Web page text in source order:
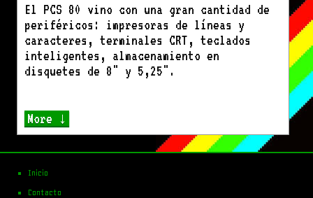
El PCS 80 vino con una gran cantidad de
periféricos: impresoras de líneas y
caracteres, terminales CRT, teclados
inteligentes, almacenamiento en
disquetes de 8" y 5,25".
More ↓
Inicio
Contacto